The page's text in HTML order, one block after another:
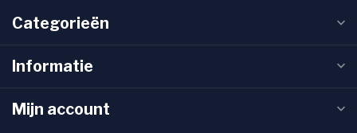
Categorieën
Informatie
Mijn account